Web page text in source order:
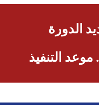
الدورة
التنفيذ